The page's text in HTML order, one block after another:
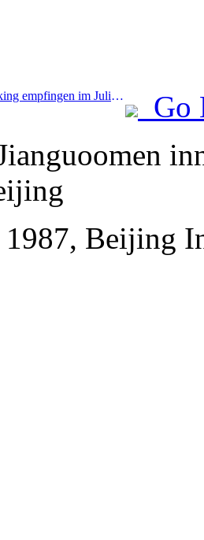
Prev:Die Hotels in Peking empfingen im Juli insgesamt 9,97 Millionen Touristen
Go
Beijing